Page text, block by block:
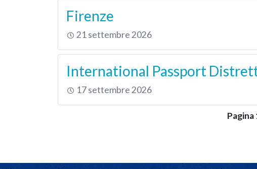
Firenze
21 settembre 2026
International Passport
17 settembre 2026
Pagina